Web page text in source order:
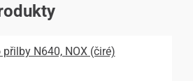
přilby N640, NOX (čiré)